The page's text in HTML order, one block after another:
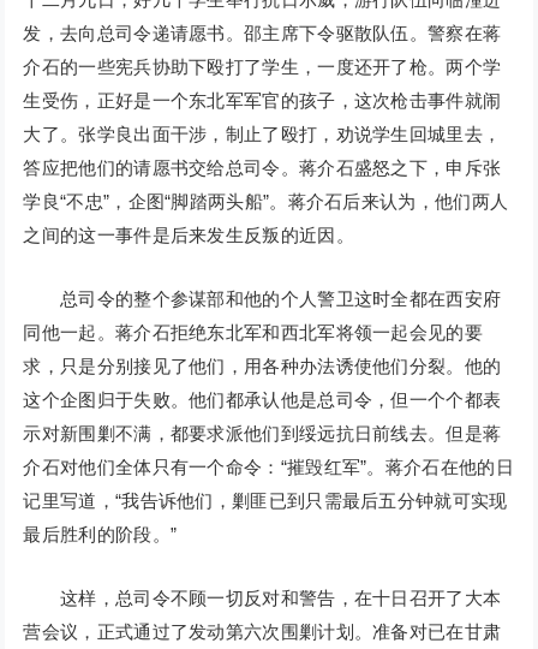
发，去向总司令递请愿书。邵主席下令驱散队伍。警察在蒋
介石的一些宪兵协助下殴打了学生，一度还开了枪。两个学
生受伤，正好是一个东北军军官的孩子，这次枪击事件就闹
大了。张学良出面干涉，制止了殴打，劝说学生回城里去，
答应把他们的请愿书交给总司令。蒋介石盛怒之下，申斥张
学良“不忠”，企图“脚踏两头船”。蒋介石后来认为，他们两人
之间的这一事件是后来发生反叛的近因。
总司令的整个参谋部和他的个人警卫这时全都在西安府
同他一起。蒋介石拒绝东北军和西北军将领一起会见的要
求，只是分别接见了他们，用各种办法诱使他们分裂。他的
这个企图归于失败。他们都承认他是总司令，但一个个都表
示对新围剿不满，都要求派他们到绥远抗日前线去。但是蒋
介石对他们全体只有一个命令：“摧毁红军”。蒋介石在他的日
记里写道，“我告诉他们，剿匪已到只需最后五分钟就可实现
最后胜利的阶段。”
这样，总司令不顾一切反对和警告，在十日召开了大本
营会议，正式通过了发动第六次围剿计划。准备对已在甘肃